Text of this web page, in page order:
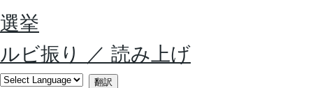
選挙
ルビ振り
／ 読み上げ
翻訳